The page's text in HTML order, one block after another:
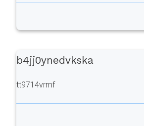
b4jj0ynedvkska
tt9714vrmf